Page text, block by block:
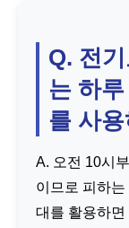
Q. 전
는 하
를 사
A. 오전 10시
이므로 피하
대를 활용하면